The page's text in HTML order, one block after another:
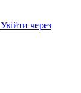
Увійти через